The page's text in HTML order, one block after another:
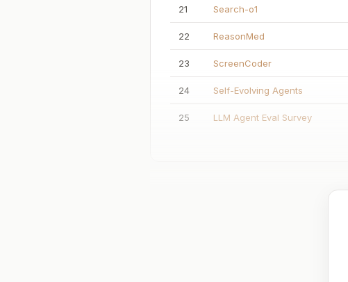
21 Search-o1
22 ReasonMed
23 ScreenCoder
24 Self-Evolving Agents
25 LLM Agent Eval Survey